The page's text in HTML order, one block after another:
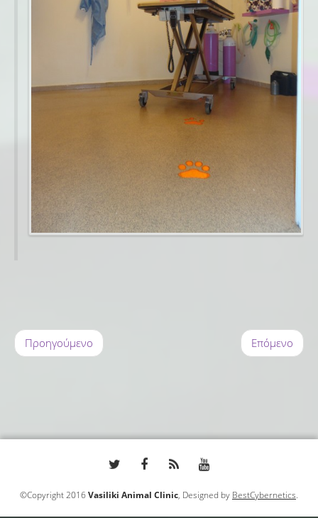
Προηγούμενο Επόμενο
©Copyright 2016Vasiliki Animal Clinic, Designed by BestCybernetics.